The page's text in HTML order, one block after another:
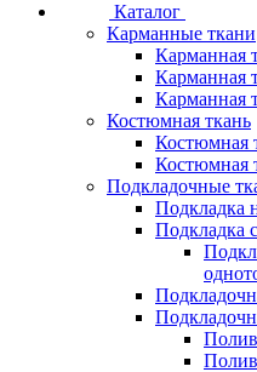
Каталог
Карманные ткани
Карманная
Карманная
Карманная
Костюмная ткань
Костюмная
Костюмная
Подкладочные
Подкладка
Подкладка